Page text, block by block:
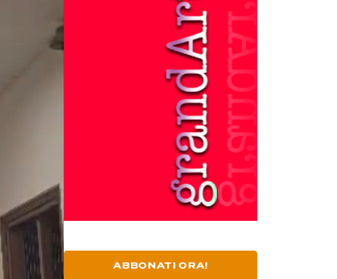
ABBONATI ORA!